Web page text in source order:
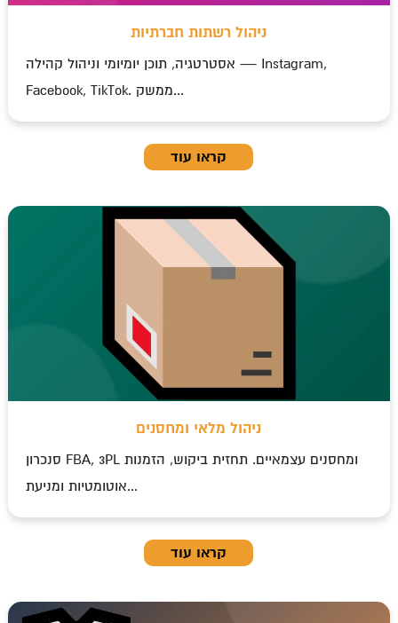
ניהול רשתות חברתיות
אסטרטגיה, תוכן יומיומי וניהול קהילה — Instagram,
Facebook, TikTok. ממשק...
קראו עוד
ניהול מלאי ומחסנים
סנכרון FBA, 3PL ומחסנים עצמאיים. תחזית ביקוש, הזמנות
אוטומטיות ומניעת...
קראו עוד